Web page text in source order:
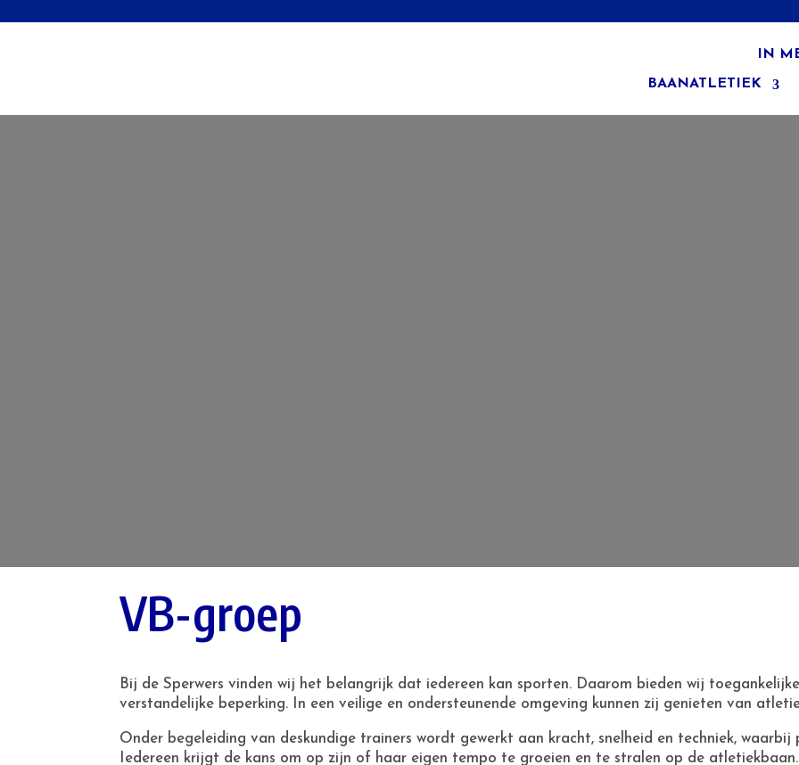
IN
BAANATLETIEK
VB-groep
Bij de Sperwers vinden wij het belangrijk dat iedereen kan sporten. Daarom bieden wij
verstandelijke beperking. In een veilige en ondersteunende omgeving kunnen zij genieten van
Onder begeleiding van deskundige trainers wordt gewerkt aan kracht, snelheid en techniek, waarbij
Iedereen krijgt de kans om op zijn of haar eigen tempo te groeien en te stralen op de atletiekbaan.